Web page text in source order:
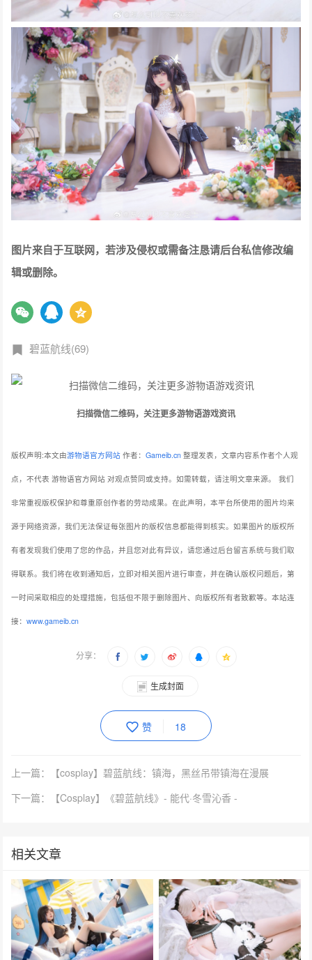
图片来自于互联网，若涉及侵权或需备注恳请后台私信修改编
辑或删除。
碧蓝航线(69)
扫描微信二维码，关注更多游物语游戏资讯
版权声明:本文由游物语官方网站 作者：Gameib.cn 整理发表，文章内容系作者个人观
点，不代表 游物语官方网站 对观点赞同或支持。如需转载，请注明文章来源。 我们
非常重视版权保护和尊重原创作者的劳动成果。在此声明，本平台所使用的图片均来
源于网络资源，我们无法保证每张图片的版权信息都能得到核实。如果图片的版权所
有者发现我们使用了您的作品，并且您对此有异议，请您通过后台留言系统与我们取
得联系。我们将在收到通知后，立即对相关图片进行审查，并在确认版权问题后，第
一时间采取相应的处理措施，包括但不限于删除图片、向版权所有者致歉等。本站连
接：www.gameib.cn
分享：
生成封面
赞 18
上一篇：【cosplay】碧蓝航线：镇海，黑丝吊带镇海在漫展
下一篇：【Cosplay】《碧蓝航线》- 能代·冬雪沁香 -
相关文章